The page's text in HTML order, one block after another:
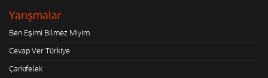
Yarışmalar
Ben Eşimi Bilmez Miyim
Cevap Ver Türkiye
Çarkıfelek